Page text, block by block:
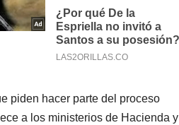
piden hacer parte del proceso
a los ministerios de Hacienda y